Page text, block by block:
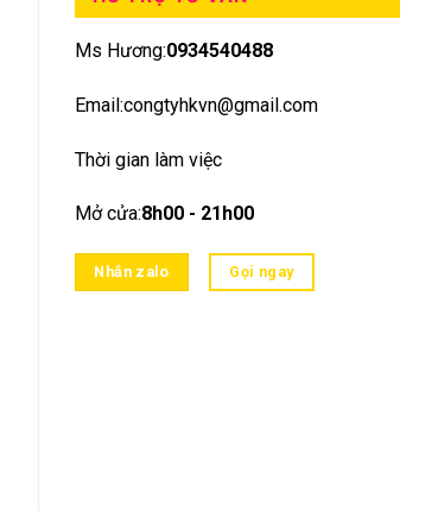
Ms Hương:0934540488
Email:congtyhkvn@gmail.com
Thời gian làm việc
Mở cửa:8h00 - 21h00
Nhắn zalo Gọi ngay